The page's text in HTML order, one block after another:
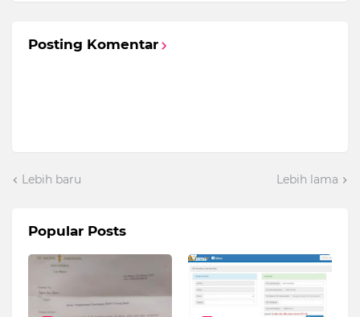
Posting Komentar
Lebih baru Lebih lama
Popular Posts